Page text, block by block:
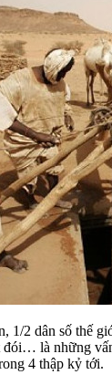
1/2 dân số thế
là những
4 thập kỷ tới.